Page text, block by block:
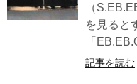
（
を見ると
「
記事を読む